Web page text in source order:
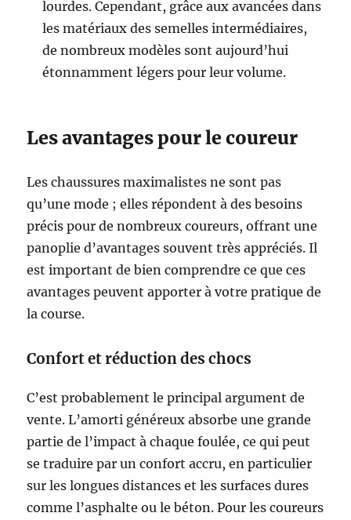
lourdes. Cependant, grâce aux avancées dans
les matériaux des semelles intermédiaires,
de nombreux modèles sont aujourd’hui
étonnamment légers pour leur volume.
Les avantages pour le coureur
Les chaussures maximalistes ne sont pas
qu’une mode ; elles répondent à des besoins
précis pour de nombreux coureurs, offrant une
panoplie d’avantages souvent très appréciés. Il
est important de bien comprendre ce que ces
avantages peuvent apporter à votre pratique de
la course.
Confort et réduction des chocs
C’est probablement le principal argument de
vente. L’amorti généreux absorbe une grande
partie de l’impact à chaque foulée, ce qui peut
se traduire par un confort accru, en particulier
sur les longues distances et les surfaces dures
comme l’asphalte ou le béton. Pour les coureurs